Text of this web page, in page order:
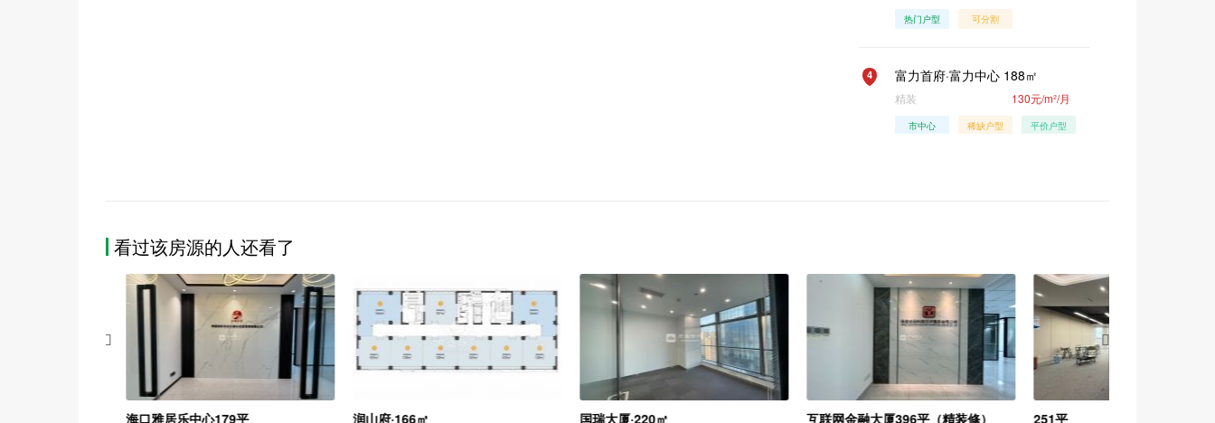
热门户型 可分割
4 富力首府·富力中心 188㎡
精装 130元/m²/月
市中心 稀缺户型
平价户型
互联网金融大厦 350㎡
精装 130元/m²/月
平价户型 热门户型
7
看过该房源的人还看了
海口雅居乐中心179平 润山府·166㎡ 国瑞大厦·220㎡ 互联网金融大厦396平（精装修） 251平

